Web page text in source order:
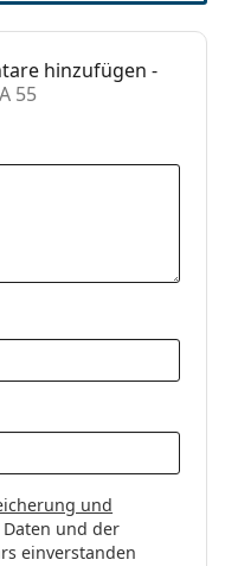
hinzufügen -
55
und
und der
einverstanden